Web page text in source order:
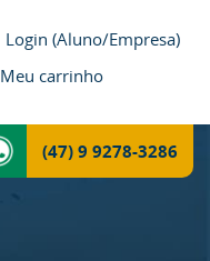
Login (Aluno/Empresa)
Meu carrinho
(47) 9 9278-3286